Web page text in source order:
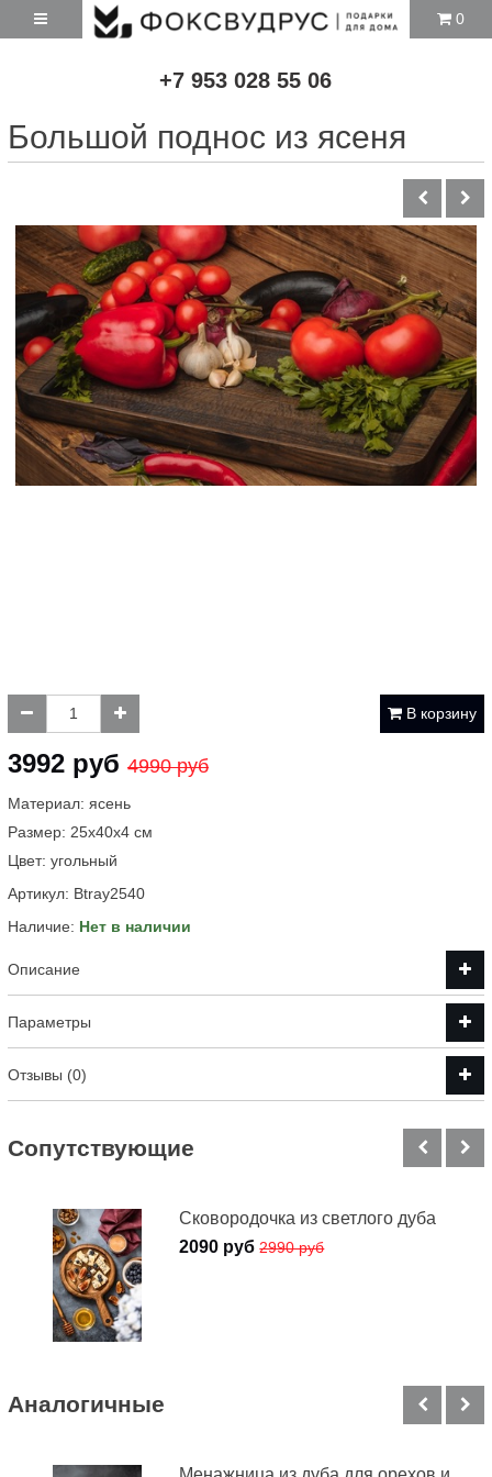
+7 953 028 55 06
0
Большой поднос из ясеня
В корзину
3992 руб 4990 руб
Материал: ясень
Размер: 25х40х4 см
Цвет: угольный
Артикул: Btray2540
Наличие: Нет в наличии
Описание
Параметры
Отзывы (0)
Cопутствующие
Сковородочка из светлого дуба
2090 руб2990 руб
Аналогичные